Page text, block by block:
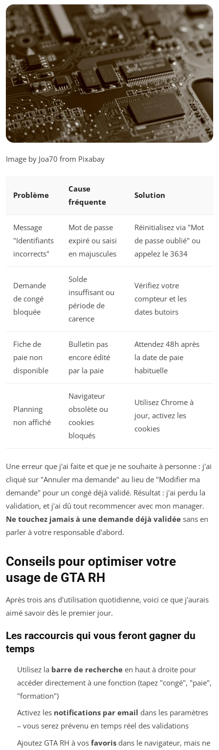
Image by Joa70 from Pixabay
Problème
Cause
fréquente
Solution
Message
"Identifiants
incorrects"
Mot de passe
expiré ou saisi
en majuscules
Réinitialisez via "Mot
de passe oublié" ou
appelez le 3634
Demande
de congé
bloquée
Solde
insuffisant ou
période de
carence
Vérifiez votre
compteur et les
dates butoirs
Fiche de
paie non
disponible
Bulletin pas
encore édité
par la paie
Attendez 48h après
la date de paie
habituelle
Planning
non affiché
Navigateur
obsolète ou
cookies
bloqués
Utilisez Chrome à
jour, activez les
cookies
Une erreur que j'ai faite et que je ne souhaite à personne : j'ai
cliqué sur "Annuler ma demande" au lieu de "Modifier ma
demande" pour un congé déjà validé. Résultat : j'ai perdu la
validation, et j'ai dû tout recommencer avec mon manager.
Ne touchez jamais à une demande déjà validée sans en
parler à votre responsable d'abord.
Conseils pour optimiser votre
usage de GTA RH
Après trois ans d'utilisation quotidienne, voici ce que j'aurais
aimé savoir dès le premier jour.
Les raccourcis qui vous feront gagner du
temps
Utilisez la barre de rechercheen haut à droite pour
accéder directement à une fonction (tapez "congé", "paie",
"formation")
Activez les notifications par email dans les paramètres
– vous serez prévenu en temps réel des validations
Ajoutez GTA RH à vos favorisdans le navigateur, mais ne